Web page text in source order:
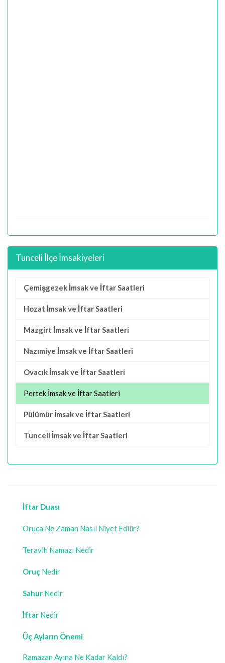
Tunceli İlçe İmsakiyeleri
Çemişgezek İmsak ve İftar Saatleri
Hozat İmsak ve İftar Saatleri
Mazgirt İmsak ve İftar Saatleri
Nazımiye İmsak ve İftar Saatleri
Ovacık İmsak ve İftar Saatleri
Pertek İmsak ve İftar Saatleri
Pülümür İmsak ve İftar Saatleri
Tunceli İmsak ve İftar Saatleri
İftar Duası
Oruca Ne Zaman Nasıl Niyet Edilir?
Teravih Namazı Nedir
Oruç Nedir
Sahur Nedir
İftar Nedir
Üç Ayların Önemi
Ramazan Ayına Ne Kadar Kaldı?